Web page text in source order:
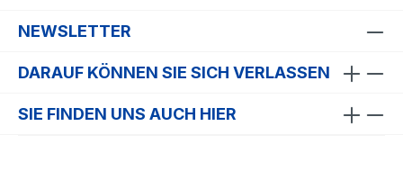
NEWSLETTER
DARAUF KÖNNEN SIE SICH VERLASSEN
SIE FINDEN UNS AUCH HIER